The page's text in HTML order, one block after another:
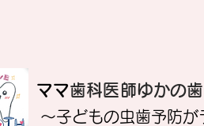
​ママ歯科医師ゆかの
〜子どもの虫歯予防が